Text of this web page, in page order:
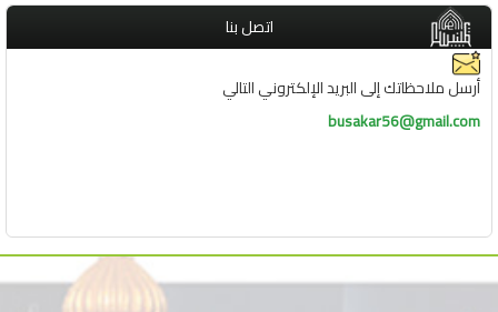
اتصل بنا
أرسل ملاحظاتك إلى البريد الإلكتروني التالي
busakar56@gmail.com